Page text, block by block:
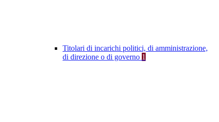
Titolari di incarichi politici, di amministrazione,
di direzione o di governo 1